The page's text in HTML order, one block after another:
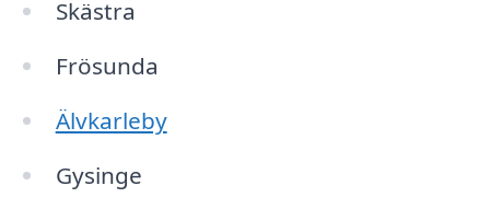
Skästra
Frösunda
Älvkarleby
Gysinge